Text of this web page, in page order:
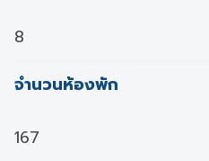
8
จำนวนห้องพัก
167